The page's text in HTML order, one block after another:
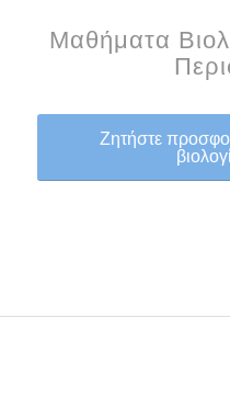
Μαθήματα
Ζητήστε